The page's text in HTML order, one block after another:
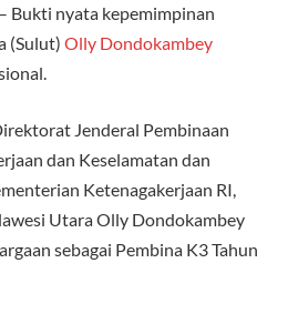
– Bukti nyata kepemimpinan
(Sulut) Olly Dondokambey
Jenderal Pembinaan
dan Keselamatan dan
Ketenagakerjaan RI,
Utara Olly Dondokambey
sebagai Pembina K3 Tahun